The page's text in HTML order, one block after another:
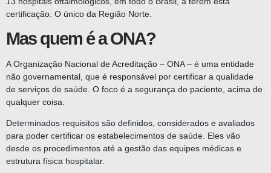
certificação. O único da Região Norte.
Mas quem é a ONA?
A Organização Nacional de Acreditação – ONA – é uma entidade
não governamental, que é responsável por certificar a qualidade
de serviços de saúde. O foco é a segurança do paciente, acima de
qualquer coisa.
Determinados requisitos são definidos, considerados e avaliados
para poder certificar os estabelecimentos de saúde. Eles vão
desde os procedimentos até a gestão das equipes médicas e
estrutura física hospitalar.